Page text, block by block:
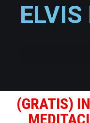
ELVIS
(GRATIS)